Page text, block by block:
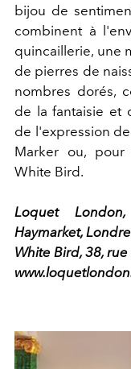
bijou de
combinent à
quincaillerie, une
de pierres de
nombres dorés,
de la fantaisie et
de l'expression
Marker ou, pour
White Bird.
Loquet
Haymarket,
White Bird, 38,